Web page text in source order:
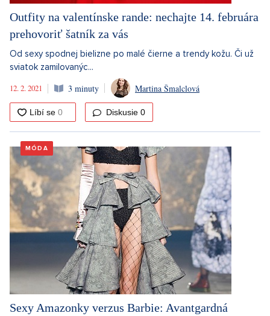
Outfity na valentínske rande: nechajte 14. februára
prehovoriť šatník za vás
Od sexy spodnej bielizne po malé čierne a trendy kožu. Či už
sviatok zamilovanýc...
12. 2. 2021
3 minuty Martina Šmalclová
Diskusie 0
MÓDA
Sexy Amazonky verzus Barbie: Avantgardná